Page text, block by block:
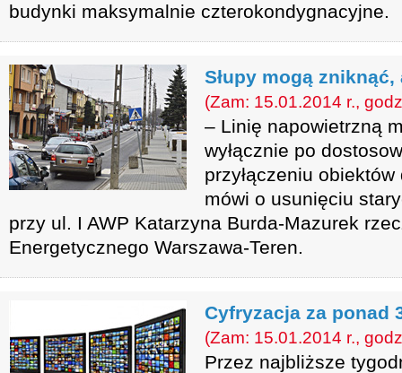
budynki maksymalnie czterokondygnacyjne.
Słupy mogą zniknąć,
(Zam: 15.01.2014 r.,
– Linię napowietrzną
wyłącznie po
przyłączeniu
mówi o usunięciu
przy ul. I AWP Katarzyna Burda-Mazurek
Energetycznego Warszawa-Teren.
Cyfryzacja za ponad
(Zam: 15.01.2014 r.,
Przez najbliższe